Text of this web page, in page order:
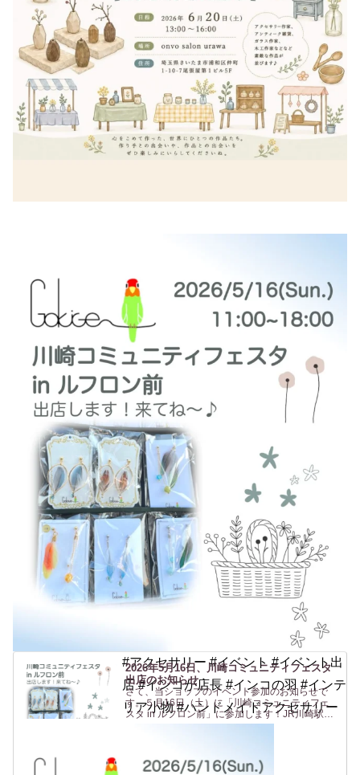
2026年5月16日、川崎コミュニティフェスタ
出店のお知らせ
さて、当ショップのイベント参加のお知らせで
す。５月16日（土）に「川崎コミュニティフェ
スタ in ルフロン前」に参加します！JR川崎駅東
口 からすぐの駅前広場(ルフロン前広場)での開催
#アクセサリー #イベント #イベント出
店 #インコが店長 #インコの羽 #インテ
リア小物 #ハンドメイドアクセサリー